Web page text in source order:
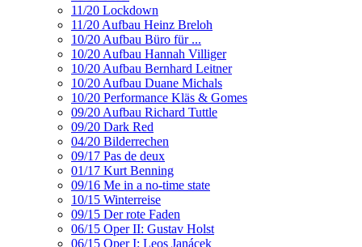
11/20 Lockdown
11/20 Aufbau Heinz Breloh
10/20 Aufbau Büro für ...
10/20 Aufbau Hannah Villiger
10/20 Aufbau Bernhard Leitner
10/20 Aufbau Duane Michals
10/20 Performance Kläs & Gomes
09/20 Aufbau Richard Tuttle
09/20 Dark Red
04/20 Bilderrechen
09/17 Pas de deux
01/17 Kurt Benning
09/16 Me in a no-time state
10/15 Winterreise
09/15 Der rote Faden
06/15 Oper II: Gustav Holst
06/15 Oper I: Leos Janácek